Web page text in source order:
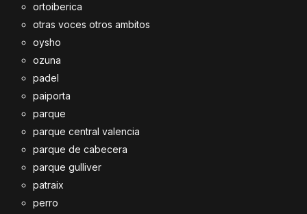
ortoiberica
otras voces otros ambitos
oysho
ozuna
padel
paiporta
parque
parque central valencia
parque de cabecera
parque gulliver
patraix
perro